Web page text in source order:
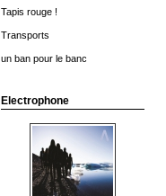
Tapis rouge !
Transports
un ban pour le banc
Electrophone